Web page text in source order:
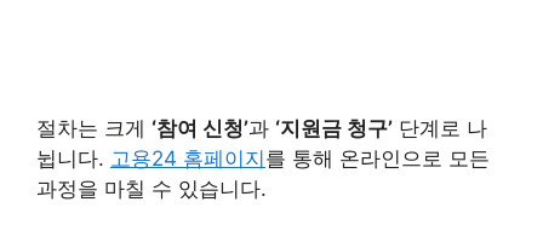
절차는 크게 ‘참여 신청’과 ‘지원금 청구’ 단계로 나
뉩니다. 고용24 홈페이지를 통해 온라인으로 모든
과정을 마칠 수 있습니다.